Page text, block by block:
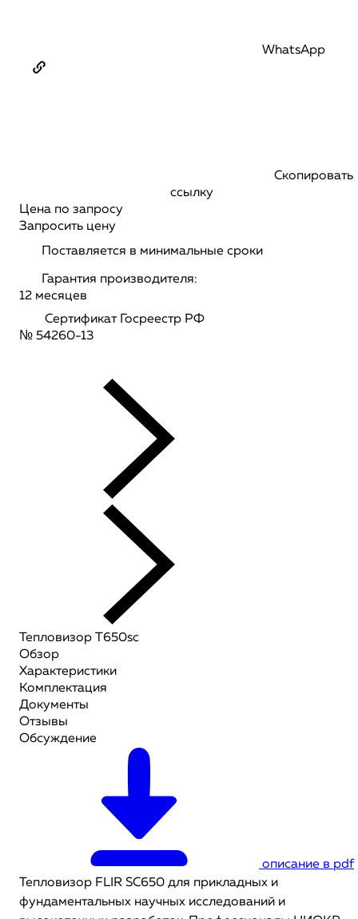
WhatsApp
Скопировать
ссылку
Цена по запросу
Запросить цену
Поставляется в минимальные сроки
Гарантия производителя:
12 месяцев
Сертификат Госреестр РФ
№ 54260-13
Тепловизор T650sc
Обзор
Характеристики
Комплектация
Документы
Отзывы
Обсуждение
описание в pdf
Тепловизор FLIR SC650 для прикладных и
фундаментальных научных исследований и